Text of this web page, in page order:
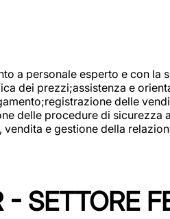
a personale esperto e con
dei prezzi;assistenza e
delle
delle procedure di
e gestione della
SETTORE